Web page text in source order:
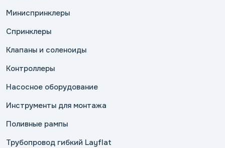
Миниспринклеры
Спринклеры
Клапаны и соленоиды
Контроллеры
Насосное оборудование
Инструменты для монтажа
Поливные рампы
Трубопровод гибкий Layflat